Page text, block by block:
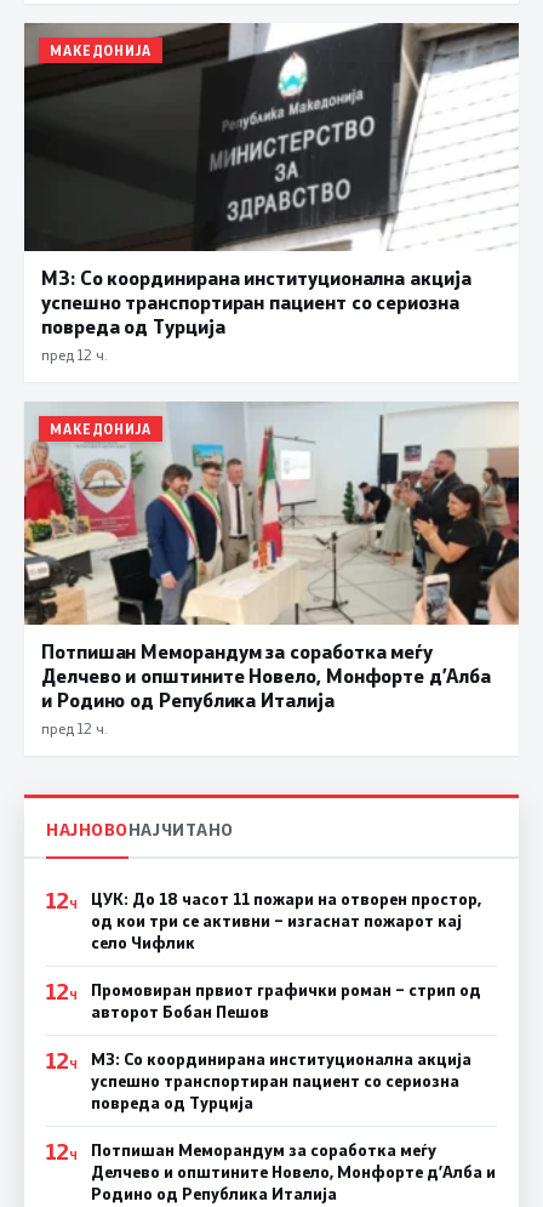
МАКЕДОНИЈА
МЗ: Со координирана институционална акција
успешно транспортиран пациент со сериозна
повреда од Турција
пред 12 ч.
МАКЕДОНИЈА
Потпишан Меморандум за соработка меѓу
Делчево и општините Новело, Монфорте д’Алба
и Родино од Република Италија
пред 12 ч.
НАЈНОВОНАЈЧИТАНО
12Ч
ЦУК: До 18 часот 11 пожари на отворен простор,
од кои три се активни – изгаснат пожарот кај
село Чифлик
12Ч
Промовиран првиот графички роман – стрип од
авторот Бобан Пешов
12Ч
МЗ: Со координирана институционална акција
успешно транспортиран пациент со сериозна
повреда од Турција
12Ч
Потпишан Меморандум за соработка меѓу
Делчево и општините Новело, Монфорте д’Алба и
Родино од Република Италија